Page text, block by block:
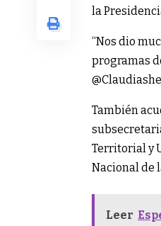
la
“Nos dio
programas
También
Territorial y
Nacional de
Leer